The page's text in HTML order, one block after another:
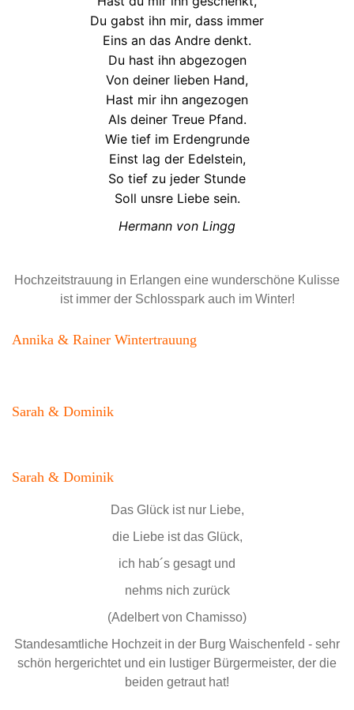
Du gabst ihn mir, dass immer
Eins an das Andre denkt.
Du hast ihn abgezogen
Von deiner lieben Hand,
Hast mir ihn angezogen
Als deiner Treue Pfand.
Wie tief im Erdengrunde
Einst lag der Edelstein,
So tief zu jeder Stunde
Soll unsre Liebe sein.
Hermann von Lingg
Hochzeitstrauung in Erlangen eine wunderschöne Kulisse
ist immer der Schlosspark auch im Winter!
Annika & Rainer Wintertrauung
Sarah & Dominik
Sarah & Dominik
Das Glück ist nur Liebe,
die Liebe ist das Glück,
ich hab´s gesagt und
nehms nich zurück
(Adelbert von Chamisso)
Standesamtliche Hochzeit in der Burg Waischenfeld - sehr
schön hergerichtet und ein lustiger Bürgermeister, der die
beiden getraut hat!